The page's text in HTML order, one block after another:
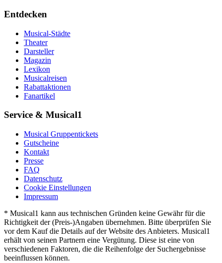
Entdecken
Musical-Städte
Theater
Darsteller
Magazin
Lexikon
Musicalreisen
Rabattaktionen
Fanartikel
Service & Musical1
Musical Gruppentickets
Gutscheine
Kontakt
Presse
FAQ
Datenschutz
Cookie Einstellungen
Impressum
* Musical1 kann aus technischen Gründen keine Gewähr für die
Richtigkeit der (Preis-)Angaben übernehmen. Bitte überprüfen Sie
vor dem Kauf die Details auf der Website des Anbieters. Musical1
erhält von seinen Partnern eine Vergütung. Diese ist eine von
verschiedenen Faktoren, die die Reihenfolge der Suchergebnisse
beeinflussen können.